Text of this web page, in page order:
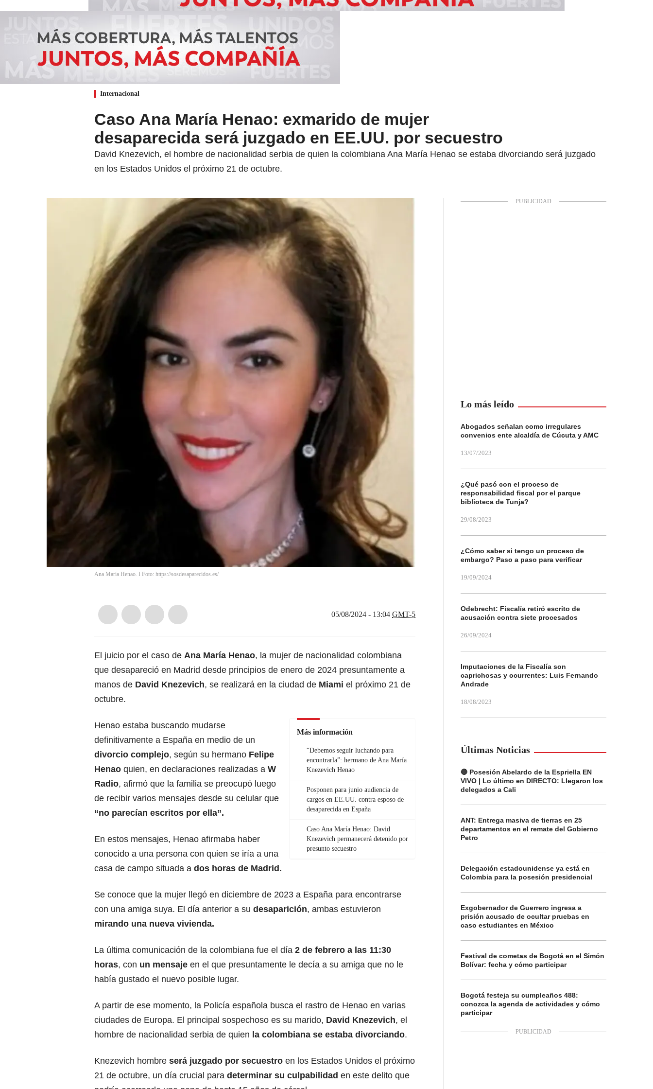
Internacional
Caso Ana María Henao: exmarido de mujer
desaparecida será juzgado en EE.UU. por secuestro
David Knezevich, el hombre de nacionalidad serbia de quien la colombiana Ana María Henao se estaba divorciando será juzgado
en los Estados Unidos el próximo 21 de octubre.
Ana María Henao. I Foto: https://sosdesaparecidos.es/
05/08/2024 - 13:04 GMT-5
El juicio por el caso de Ana María Henao, la mujer de nacionalidad colombiana
que desapareció en Madrid desde principios de enero de 2024 presuntamente a
manos de David Knezevich, se realizará en la ciudad de Miami el próximo 21 de
octubre.
Más información
“Debemos seguir luchando para
encontrarla”: hermano de Ana María
Knezevich Henao
Posponen para junio audiencia de
cargos en EE.UU. contra esposo de
desaparecida en España
Caso Ana María Henao: David
Knezevich permanecerá detenido por
presunto secuestro
Henao estaba buscando mudarse
definitivamente a España en medio de un
divorcio complejo, según su hermano Felipe
Henao quien, en declaraciones realizadas a W
Radio, afirmó que la familia se preocupó luego
de recibir varios mensajes desde su celular que
“no parecían escritos por ella”.
En estos mensajes, Henao afirmaba haber
conocido a una persona con quien se iría a una
casa de campo situada a dos horas de Madrid.
Se conoce que la mujer llegó en diciembre de 2023 a España para encontrarse
con una amiga suya. El día anterior a su desaparición, ambas estuvieron
mirando una nueva vivienda.
La última comunicación de la colombiana fue el día 2 de febrero a las 11:30
horas, con un mensaje en el que presuntamente le decía a su amiga que no le
había gustado el nuevo posible lugar.
A partir de ese momento, la Policía española busca el rastro de Henao en varias
ciudades de Europa. El principal sospechoso es su marido, David Knezevich, el
hombre de nacionalidad serbia de quien la colombiana se estaba divorciando.
Knezevich hombre será juzgado por secuestro en los Estados Unidos el próximo
21 de octubre, un día crucial para determinar su culpabilidad en este delito que
Lo más leído
Abogados señalan como irregulares
convenios ente alcaldía de Cúcuta y AMC
13/07/2023
¿Qué pasó con el proceso de
responsabilidad fiscal por el parque
biblioteca de Tunja?
29/08/2023
¿Cómo saber si tengo un proceso de
embargo? Paso a paso para verificar
19/09/2024
Odebrecht: Fiscalía retiró escrito de
acusación contra siete procesados
26/09/2024
Imputaciones de la Fiscalía son
caprichosas y ocurrentes: Luis Fernando
Andrade
18/08/2023
Últimas Noticias
🔴 Posesión Abelardo de la Espriella EN
VIVO | Lo último en DIRECTO: Llegaron los
delegados a Cali
ANT: Entrega masiva de tierras en 25
departamentos en el remate del Gobierno
Petro
Delegación estadounidense ya está en
Colombia para la posesión presidencial
Exgobernador de Guerrero ingresa a
prisión acusado de ocultar pruebas en
caso estudiantes en México
Festival de cometas de Bogotá en el Simón
Bolívar: fecha y cómo participar
Bogotá festeja su cumpleaños 488:
conozca la agenda de actividades y cómo
participar